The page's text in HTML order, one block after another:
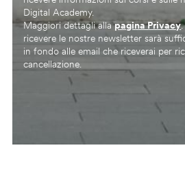
Digital Academy.
Maggiori dettagli allapagina Privacy
ricevere le nostre newsletter sarà
in fondo alle email che riceverai per
cancellazione.